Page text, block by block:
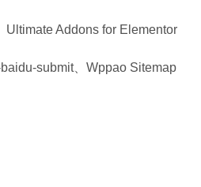
Ultimate Addons for Elementor
submit、Wppao Sitemap